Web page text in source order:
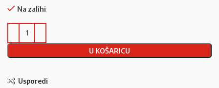
Na zalihi
U KOŠARICU
Usporedi